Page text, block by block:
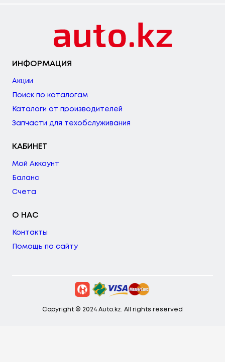
ИНФОРМАЦИЯ
Акции
Поиск по каталогам
Каталоги от производителей
Запчасти для техобслуживания
КАБИНЕТ
Мой Аккаунт
Баланс
Счета
О НАС
Контакты
Помощь по сайту
Copyright © 2024 Auto.kz. All rights reserved